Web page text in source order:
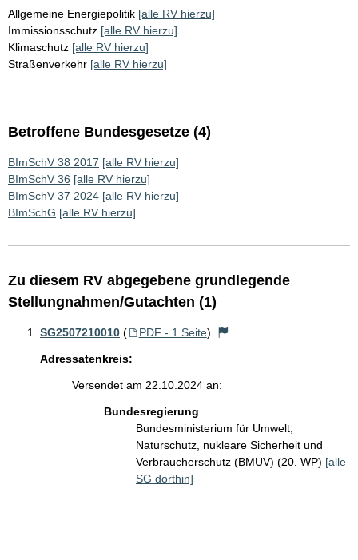
Allgemeine Energiepolitik [alle RV hierzu]
Immissionsschutz [alle RV hierzu]
Klimaschutz [alle RV hierzu]
Straßenverkehr [alle RV hierzu]
Betroffene Bundesgesetze (4)
BImSchV 38 2017 [alle RV hierzu]
BImSchV 36 [alle RV hierzu]
BImSchV 37 2024 [alle RV hierzu]
BImSchG [alle RV hierzu]
Zu diesem RV abgegebene grundlegende
Stellungnahmen/Gutachten (1)
SG2507210010 ( PDF - 1 Seite)
Adressatenkreis:
Versendet am 22.10.2024 an:
Bundesregierung
Bundesministerium für Umwelt,
Naturschutz, nukleare Sicherheit und
Verbraucherschutz (BMUV) (20. WP) [alle
SG dorthin]